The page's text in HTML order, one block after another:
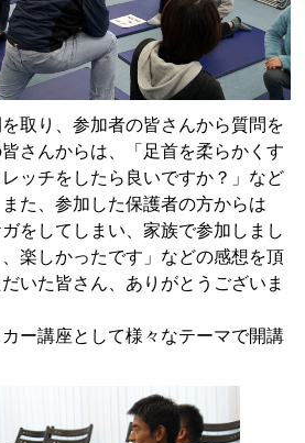
取り、参加者の皆さんから質問を
さんからは、「足首を柔らかくす
ッチをしたら良いですか？」など
た、参加した保護者の方からは
ガをしてしまい、家族で参加しまし
楽しかったです」などの感想を頂
いた皆さん、ありがとうございま
ー講座として様々なテーマで開講